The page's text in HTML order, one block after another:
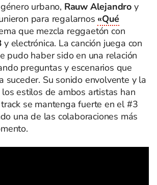
urbano, Rauw Alejandro y
para regalarnos «Qué
que mezcla reggaetón con
y electrónica. La canción juega con
pudo haber sido en una relación
preguntas y escenarios que
suceder. Su sonido envolvente y la
estilos de ambos artistas han
se mantenga fuerte en el #3
una de las colaboraciones más